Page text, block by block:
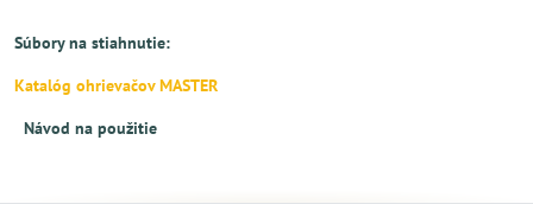
Súbory na stiahnutie:
Katalóg ohrievačov MASTER
Návod na použitie